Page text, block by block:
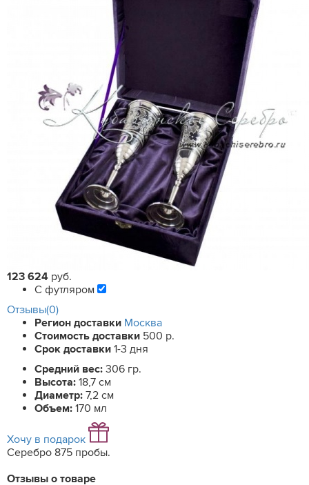
123 624 руб.
С футляром
Отзывы(0)
Регион доставки Москва
Стоимость доставки 500 р.
Срок доставки 1-3 дня
Средний вес: 306 гр.
Высота: 18,7 см
Диаметр: 7,2 см
Объем: 170 мл
Хочу в подарок
Серебро 875 пробы.
Отзывы о товаре